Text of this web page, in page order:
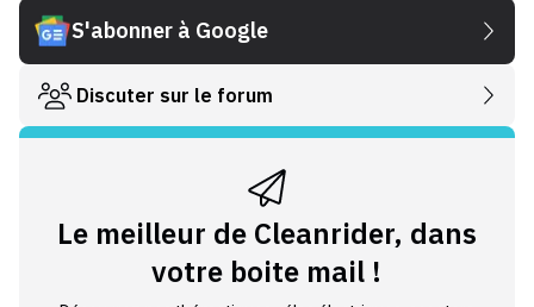
S'abonner à Google
Discuter sur le forum
Le meilleur de Cleanrider, dans
votre boite mail !